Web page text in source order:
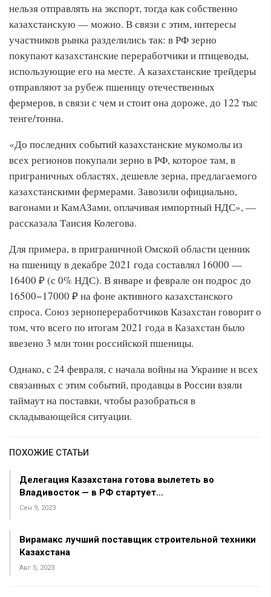
нельзя отправлять на экспорт, тогда как собственно
казахстанскую — можно. В связи с этим, интересы
участников рынка разделились так: в РФ зерно
покупают казахстанские переработчики и птицеводы,
использующие его на месте. А казахстанские трейдеры
отправляют за рубеж пшеницу отечественных
фермеров, в связи с чем и стоит она дороже, до 122 тыс
тенге/тонна.
«До последних событий казахстанские мукомолы из
всех регионов покупали зерно в РФ, которое там, в
приграничных областях, дешевле зерна, предлагаемого
казахстанскими фермерами. Завозили официально,
вагонами и КамАЗами, оплачивая импортный НДС», —
рассказала Таисия Колегова.
Для примера, в приграничной Омской области ценник
на пшеницу в декабре 2021 года составлял 16000 —
16400 ₽ (с 0% НДС). В январе и феврале он подрос до
16500−17000 ₽ на фоне активного казахстанского
спроса. Союз зернопереработчиков Казахстан говорит о
том, что всего по итогам 2021 года в Казахстан было
ввезено 3 млн тонн российской пшеницы.
Однако, с 24 февраля, с начала войны на Украине и всех
связанных с этим событий, продавцы в России взяли
таймаут на поставки, чтобы разобраться в
складывающейся ситуации.
ПОХОЖИЕ СТАТЬИ
Делегация Казахстана готова вылететь во
Владивосток — в РФ стартует…
Сен 9, 2023
Вирамакс лучший поставщик строительной техники
Казахстана
Авг 5, 2023